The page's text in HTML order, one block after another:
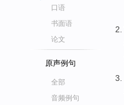
口语
书面语
论文
原声例句
全部
音频例句